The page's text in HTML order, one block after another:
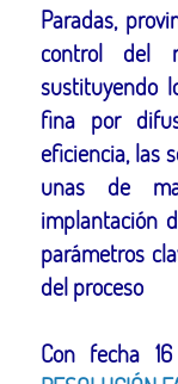
Paradas,
control del
sustituyendo
fina por
eficiencia, las
unas de
implantación
parámetros
del proceso
Con fecha